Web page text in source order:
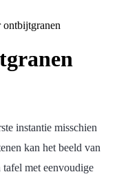
instantie misschien
kan het beeld van
met eenvoudige